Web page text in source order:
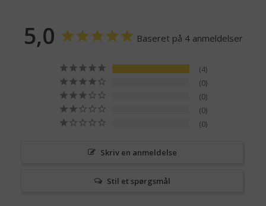
5,0 Baseret på 4 anmeldelser
4
0
0
0
0
Skriv en anmeldelse
Stil et spørgsmål